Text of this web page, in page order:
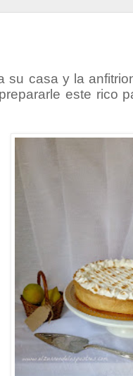
su casa y la
este rico